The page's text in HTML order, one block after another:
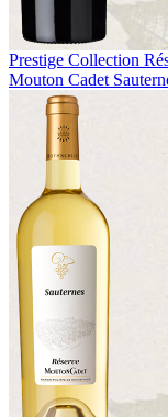
Prestige Collection
Mouton Cadet